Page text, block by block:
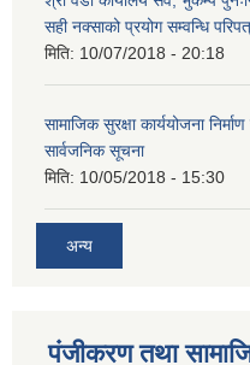
सही नक्साको प्रयोग सम्वन्धि
मिति: 10/07/2018 - 20:18
सामाजिक सुरक्षा कार्ययोजना
सार्वजनिक सूचना
मिति: 10/05/2018 - 15:30
अन्य
पंजीकरण तथा